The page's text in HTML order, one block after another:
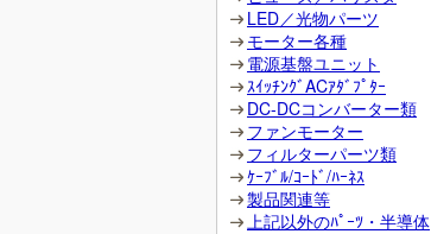
LED／光物パーツ
モーター各種
電源基盤ユニット
ｽｲｯﾁﾝｸﾞACｱﾀﾞﾌﾟﾀｰ
DC-DCコンバーター類
ファンモーター
フィルターパーツ類
ｹｰﾌﾞﾙ/ｺｰﾄﾞ/ﾊｰﾈｽ
製品関連等
上記以外のﾊﾟｰﾂ・半導体